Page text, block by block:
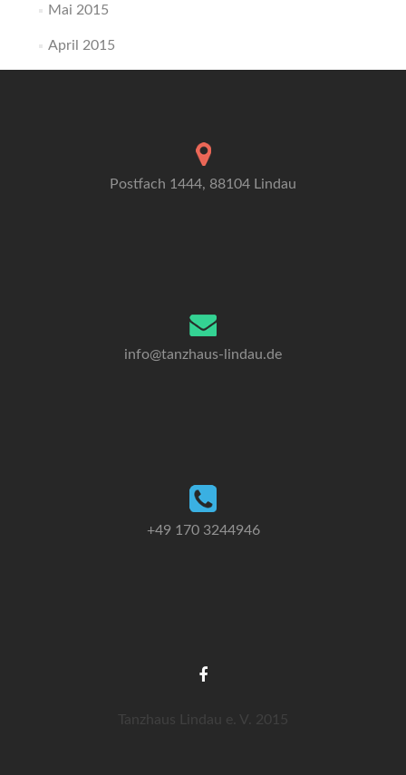
Mai 2015
April 2015
Postfach 1444, 88104 Lindau
info@tanzhaus-lindau.de
+49 170 3244946
Tanzhaus Lindau e. V. 2015